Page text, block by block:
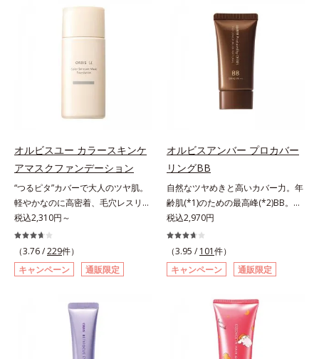
成独自の（Ｃ１２－２０）アルキル
ルから、汚れをはね返す水の膜をつ
点、J－GLOBALによる自社調べ）
*2 オルビス内でかつてないオイル
による*6 キメの乱れによる＜使用
量目安＞適量＜使用ステップ＞オル
ビス ザ クレンジング オイル ⇒
洗顔料 ⇒ 化粧水 ⇒ 保湿液
※W洗顔が必要です＜使用方法＞1.
適量（2プッシュ程度）をとり、手
のひら全体にさっと広げます。2.肌
の上で軽くらせんを描くように、メ
イクとよくなじませます。※落ちに
にとり、メイクとしっかりなじませ
てください。3.メイクとなじんだ
ら、水またはぬるま湯でよく洗い流
します。4.その後、洗顔料で洗顔し
方との比較*6 ドクダミエキス、シ
クロヘキサンジカルボン酸ビスエト
キシジグリコール（保湿）＜使用量
目安＞パール1粒程度＜ご使用ステ
ップ＞洗顔料 ⇒ 化粧水 ⇒ ザ リン
クルセラム ⇒ 保湿液＜1商品あたり
の使用回数＞通常サイズ：約90回
い情報は商品ページをご覧くださ
い。・BEAUTY夏祭りは、こちら
との親和性が高いアミノ酸系パウダ
み、厚塗り感なくピタッと密着しま
ムラなどの大人の肌悩みをポンポン
するだけで簡単にカバーし、まるで
な、うるツヤ美肌を演出します。*
良くする仕上がり向上粉体
だけます。高いUVカット力を持つ
アイテムは本来多くのオイルが必要
ですが、オルビス ミスターは少な
いオイル(*1)でも多くのUVカット成
分を抱え込む技術を採用しました。
さらに皮脂吸着パウダー(*2)も配
合。ベタつきにくいみずみずしい使
ようなサラサラ肌が続きます。大人
男性の悩み、シミ(*3)とテカリ(*4)
の両方に応えるアイテムです。*1
自社比較*2 アクリレーツコポリマ
ー配合＝化粧持ち向上成分*3 日焼
けによるシミ予防*4 皮脂吸着によ
るテカリ防止
オルビスユー カラースキンケ
アマスクファンデーション
“つるピタ”カバーで大人のツヤ肌。
軽やかなのに高密着、毛穴レスリキ
ッドファンデ。みずみずしく、とけ
込むように密着カバー毛穴レスでな
めらかな質感美へ導く、リキッドフ
ァンデーション「カバーはしたいけ
ど厚塗り感はイヤ」「素肌がもとも
なお客様の声から誕生した、軽やか
なのにピタッと密着し、肌悩み
を“つるん”と隠すリキッドファンデ
ーションです。年齢とともに増えて
税込2,310円～
（3.76 /229件）
キャンペーン
通販限定
オルビスアンバー プロカバー
リングBB
自然なツヤめきと高いカバー力。年
齢肌(*1)のための最高峰(*2)BB。年
齢肌(*1)のための最高峰(*2)BBクリ
ームです。肌のアラを光でふわりと
とばし、くすみや凹凸も軽やかにカ
バー。さらに厚みのあるテクスチャ
ーが均一にのび広がり、しっかりカ
す。年齢肌による黄ぐすみや血色の
悪さに対応した色設計で、白浮きせ
ずパッと明るい印象を叶えます。こ
れ1本で、日中美容クリーム・日焼
税込2,970円
（3.95 / 101件）
キャンペーン
通販限定